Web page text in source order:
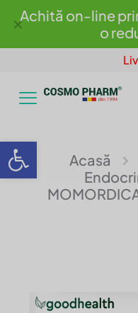
Deschide bara de unelte
Achită on-line
o
✕
Acasă